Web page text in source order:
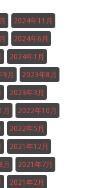
2024年11月
2024年6月
2024年1月
9月 2023年8月
2023年3月
月 2022年10月
2022年5月
2021年12月
月 2021年7月
2021年2月